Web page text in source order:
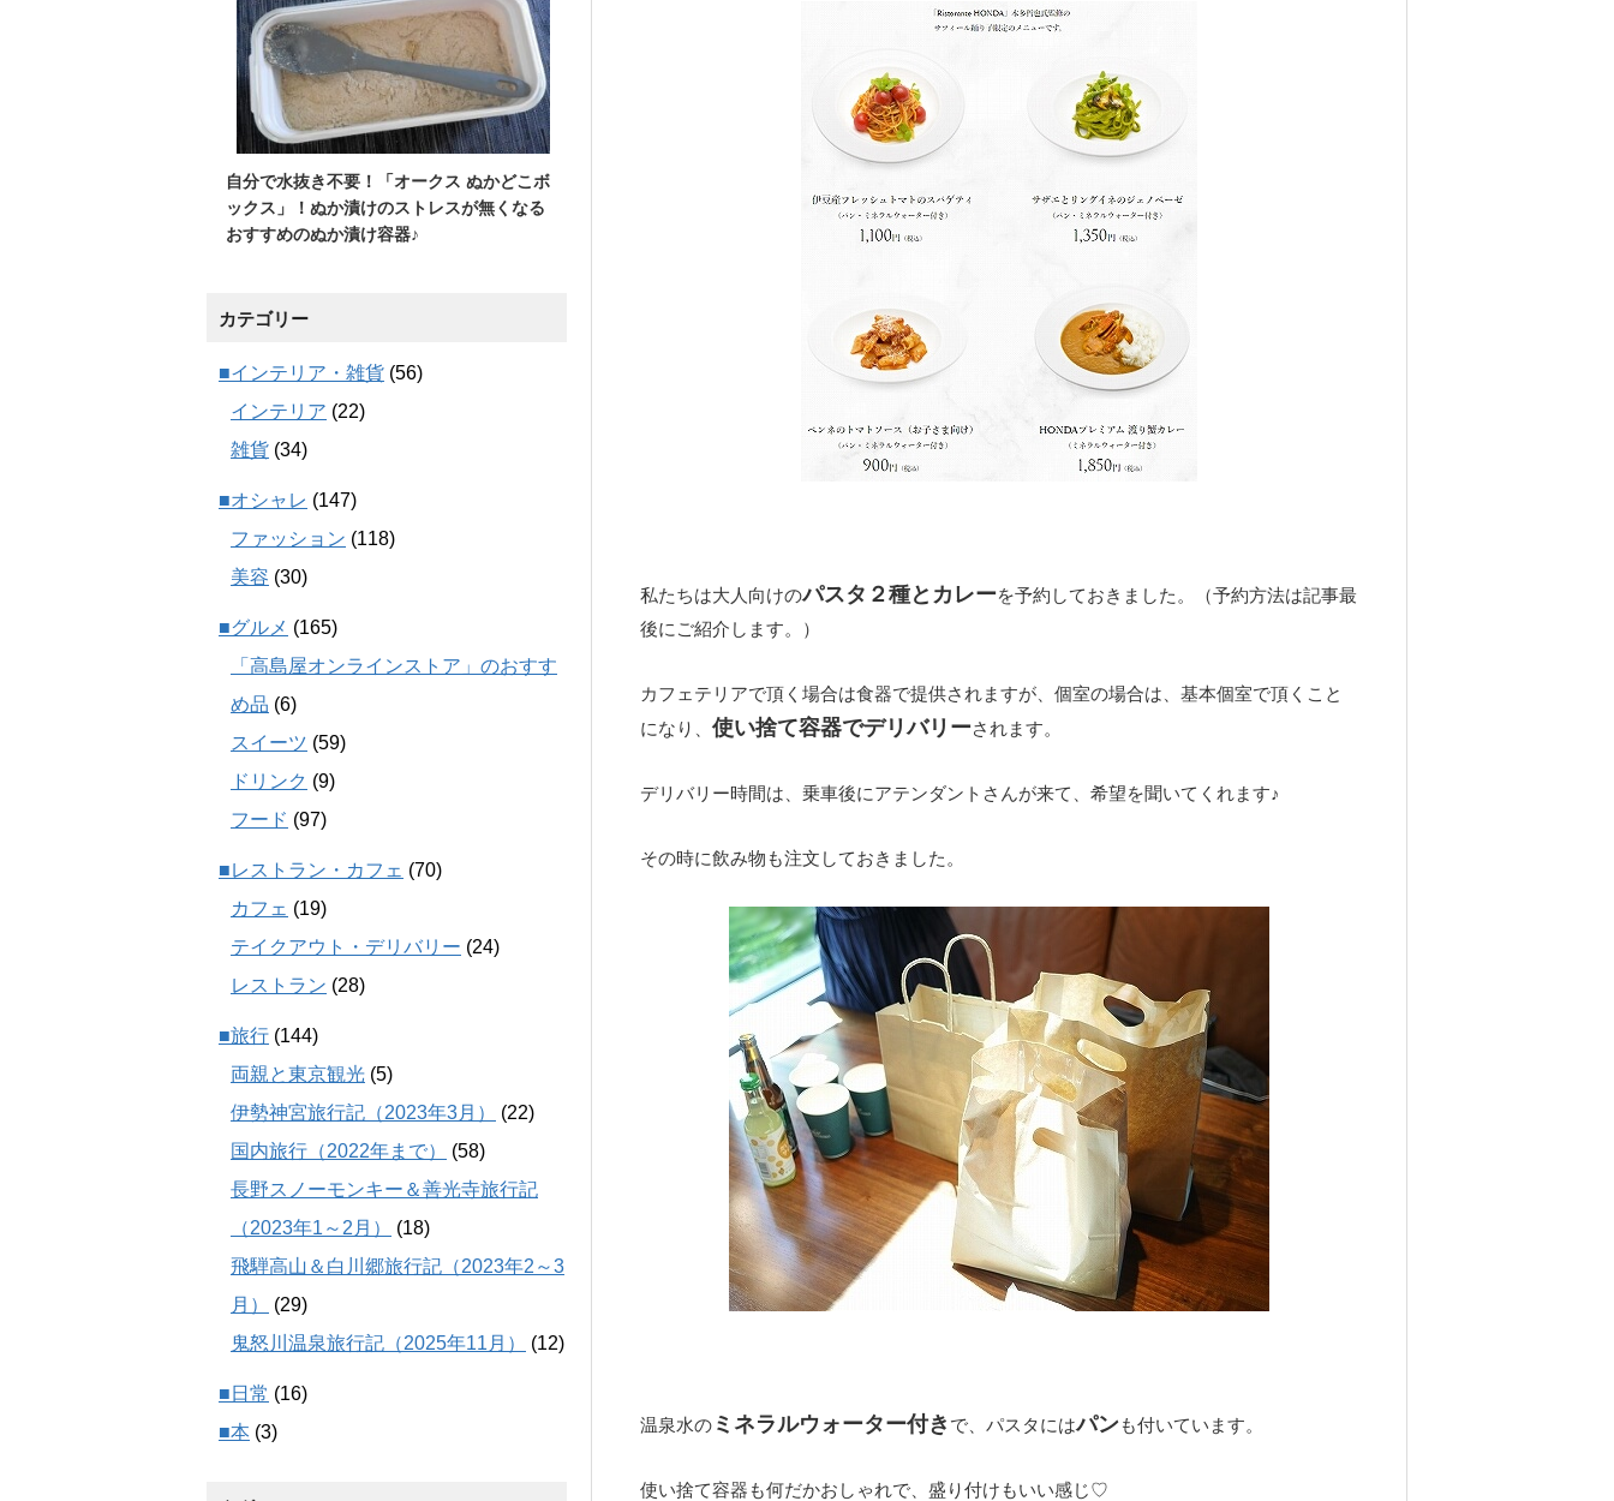
私たちは大人向けのパスタ２種とカレーを予約しておきました。（予約方法は記事最
後にご紹介します。）
カフェテリアで頂く場合は食器で提供されますが、個室の場合は、基本個室で頂くこと
になり、 使い捨て容器でデリバリーされます。
デリバリー時間は、乗車後にアテンダントさんが来て、希望を聞いてくれます♪
その時に飲み物も注文しておきました。
温泉水の ミネラルウォーター付き で、パスタにはパンも付いています。
使い捨て容器も何だかおしゃれで、盛り付けもいい感じ♡
自分で水抜き不要！「オークス ぬかどこボ
ックス」！ぬか漬けのストレスが無くなる
おすすめのぬか漬け容器♪
カテゴリー
■インテリア・雑貨 (56)
インテリア (22)
雑貨 (34)
■オシャレ (147)
ファッション (118)
美容 (30)
■グルメ (165)
「高島屋オンラインストア」のおすす
め品 (6)
スイーツ (59)
ドリンク (9)
フード (97)
■レストラン・カフェ (70)
カフェ (19)
テイクアウト・デリバリー (24)
レストラン (28)
■旅行 (144)
両親と東京観光 (5)
伊勢神宮旅行記（2023年3月）
(22)
国内旅行（2022年まで）
(58)
長野スノーモンキー＆善光寺旅行記
（2023年1～2月）
(18)
飛騨高山＆白川郷旅行記（2023年2～3
月）
(29)
鬼怒川温泉旅行記（2025年11月）
(12)
■日常 (16)
■本 (3)